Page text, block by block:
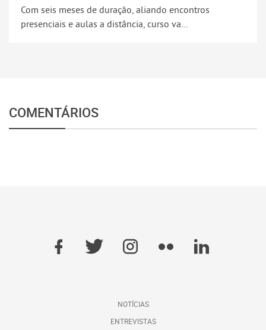
Com seis meses de duração, aliando encontros
presenciais e aulas a distância, curso va...
COMENTÁRIOS
NOTÍCIAS
ENTREVISTAS